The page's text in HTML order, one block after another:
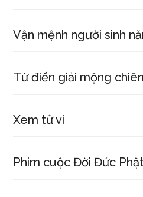
Vận mệnh người sinh
Từ điển giải mộng
Xem tử vi
Phim cuộc Đời Đức